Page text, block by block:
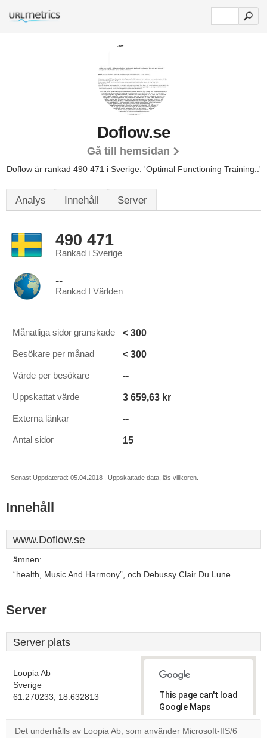
Doflow.se
Gå till hemsidan
Doflow är rankad 490 471 i Sverige. 'Optimal Functioning Training:.'
Analys Innehåll Server
490 471
Rankad i Sverige
--
Rankad I Världen
Månatliga sidor granskade < 300
Besökare per månad < 300
Värde per besökare --
Uppskattat värde 3 659,63 kr
Externa länkar --
Antal sidor 15
Senast Uppdaterad: 05.04.2018 . Uppskattade data, läs villkoren.
Innehåll
www.Doflow.se
ämnen:
“health, Music And Harmony”, och Debussy Clair Du Lune.
Server
Server plats
Loopia Ab
Sverige
61.270233, 18.632813
This page can't load
Google Maps
correctly.
Det underhålls av Loopia Ab, som använder Microsoft-IIS/6